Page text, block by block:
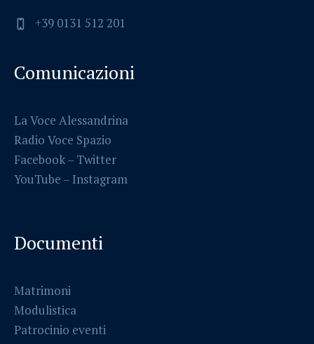
+39 0131 512 201
Comunicazioni
La Voce Alessandrina
Radio Voce Spazio
Facebook– Twitter
YouTube – Instagram
Documenti
Matrimoni
Modulistica
Patrocinio eventi